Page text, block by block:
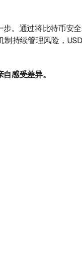
。通过将比特币安
持续管理风险，
感受差异。